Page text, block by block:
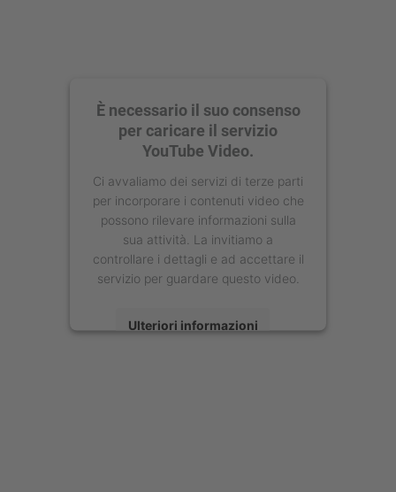
È necessario il suo consenso
per caricare il servizio
YouTube Video.
Ci avvaliamo dei servizi di terze parti
per incorporare i contenuti video che
possono rilevare informazioni sulla
sua attività. La invitiamo a
controllare i dettagli e ad accettare il
servizio per guardare questo video.
Ulteriori informazioni